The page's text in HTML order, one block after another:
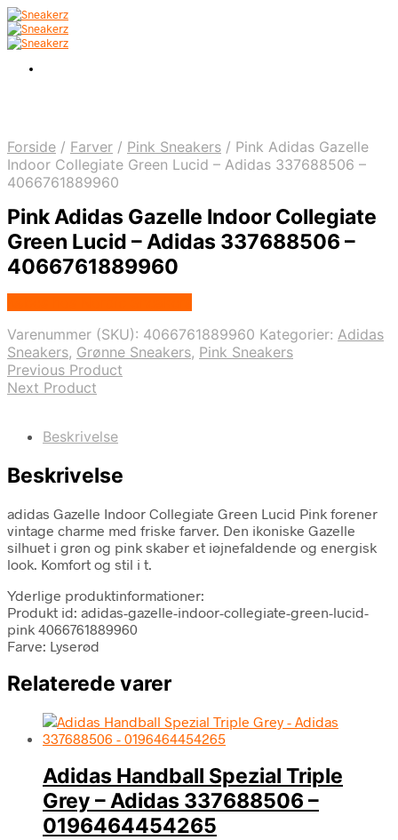
Forside / Farver / Pink Sneakers / Pink Adidas Gazelle
Indoor Collegiate Green Lucid – Adidas 337688506 –
4066761889960
Pink Adidas Gazelle Indoor Collegiate
Green Lucid – Adidas 337688506 –
4066761889960
Varenummer (SKU): 4066761889960 Kategorier: Adidas
Sneakers, Grønne Sneakers, Pink Sneakers
Previous Product
Next Product
Beskrivelse
Beskrivelse
adidas Gazelle Indoor Collegiate Green Lucid Pink forener
vintage charme med friske farver. Den ikoniske Gazelle
silhuet i grøn og pink skaber et iøjnefaldende og energisk
look. Komfort og stil i t.
Yderlige produktinformationer:
Produkt id: adidas-gazelle-indoor-collegiate-green-lucid-
pink 4066761889960
Farve: Lyserød
Relaterede varer
Adidas Handball Spezial Triple
Grey – Adidas 337688506 –
0196464454265